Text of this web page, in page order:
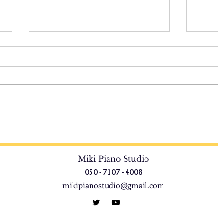
気付いたら前回のブログから4か
がとうございます。 先日、知り
合いの先生の発表会にお邪魔して
きました。 数年前にピティナの
レッスン見学でお邪魔した先生の
思っていたものでした。レッスン
見学の時に聞いた子たちの上手さ
なり
かな
えに
Miki Piano Studio
050 - 7107 - 4008
mikipianostudio@gmail.com